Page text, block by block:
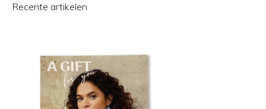
Recente artikelen